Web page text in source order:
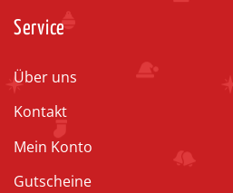
Service
Über uns
Kontakt
Mein Konto
Gutscheine